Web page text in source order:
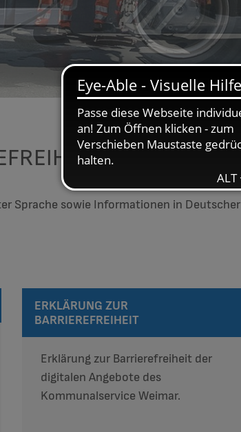
Sprache sowie Informationen in Deutscher
ERKLÄRUNG ZUR
BARRIEREFREIHEIT
Erklärung zur Barrierefreiheit der
digitalen Angebote des
Kommunalservice Weimar.